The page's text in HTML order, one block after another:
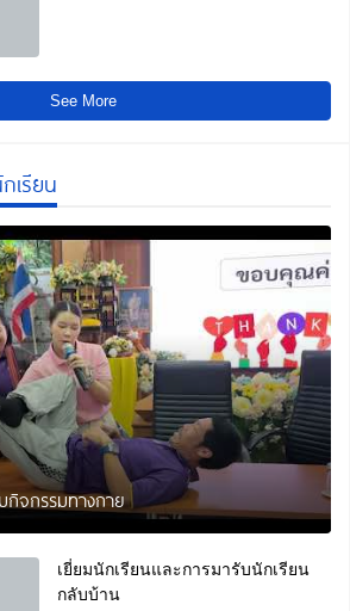
See More
เรียน
มกิจกรรมทางกาย
เยี่ยมนักเรียนและการมารับนักเรียน
กลับบ้าน